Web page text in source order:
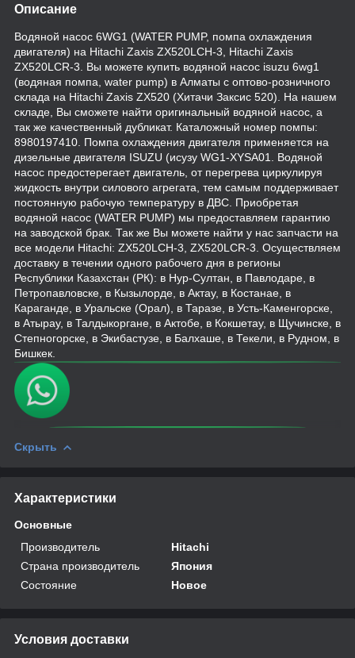
Описание
Водяной насос 6WG1 (WATER PUMP, помпа охлаждения
двигателя) на Hitachi Zaxis ZX520LCH-3, Hitachi Zaxis
ZX520LCR-3. Вы можете купить водяной насос isuzu 6wg1
(водяная помпа, water pump) в Алматы с оптово-розничного
склада на Hitachi Zaxis ZX520 (Хитачи Заксис 520). На нашем
складе, Вы сможете найти оригинальный водяной насос, а
так же качественный дубликат. Каталожный номер помпы:
8980197410. Помпа охлаждения двигателя применяется на
дизельные двигателя ISUZU (исузу WG1-XYSA01. Водяной
насос предостерегает двигатель, от перегрева циркулируя
жидкость внутри силового агрегата, тем самым поддерживает
постоянную рабочую температуру в ДВС. Приобретая
водяной насос (WATER PUMP) мы предоставляем гарантию
на заводской брак. Так же Вы можете найти у нас запчасти на
все модели Hitachi: ZX520LCH-3, ZX520LCR-3. Осуществляем
доставку в течении одного рабочего дня в регионы
Республики Казахстан (РК): в Нур-Султан, в Павлодаре, в
Петропавловске, в Кызылорде, в Актау, в Костанае, в
Караганде, в Уральске (Орал), в Таразе, в Усть-Каменгорске,
в Атырау, в Талдыкоргане, в Актобе, в Кокшетау, в Щучинске, в
Степногорске, в Экибастузе, в Балхаше, в Текели, в Рудном, в
Бишкек.
Скрыть
Характеристики
Основные
Производитель
Hitachi
Страна производитель
Япония
Состояние
Новое
Условия доставки